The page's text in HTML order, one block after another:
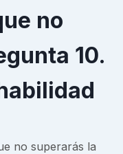
no
10.
no superarás la